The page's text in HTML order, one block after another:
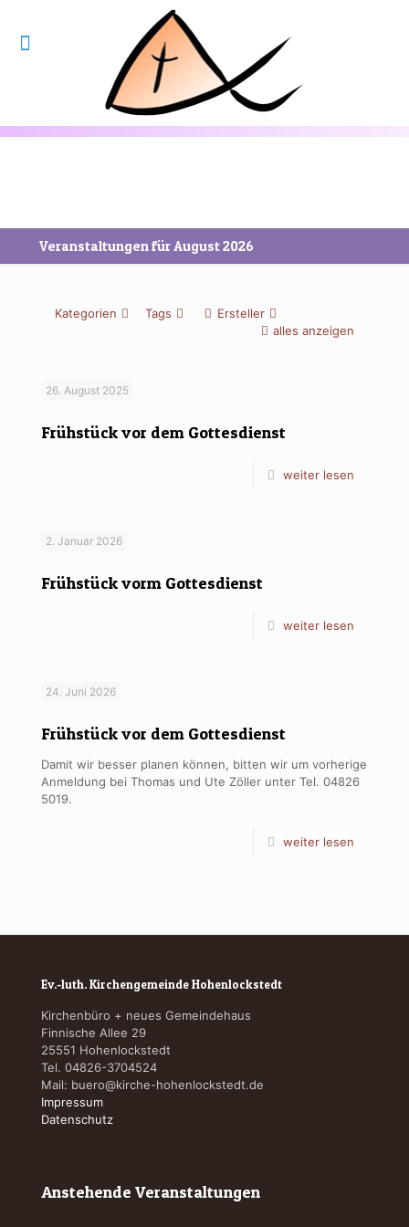
Veranstaltungen für August 2026
Kategorien Tags
Ersteller
alles anzeigen
26. August 2025
Frühstück vor dem Gottesdienst
weiter lesen
2. Januar 2026
Frühstück vorm Gottesdienst
weiter lesen
24. Juni 2026
Frühstück vor dem Gottesdienst
Damit wir besser planen können, bitten wir um vorherige
Anmeldung bei Thomas und Ute Zöller unter Tel. 04826
5019.
weiter lesen
Ev.-luth. Kirchengemeinde Hohenlockstedt
Kirchenbüro + neues Gemeindehaus
Finnische Allee 29
25551 Hohenlockstedt
Tel. 04826-3704524
Mail: buero@kirche-hohenlockstedt.de
Impressum
Datenschutz
Anstehende Veranstaltungen